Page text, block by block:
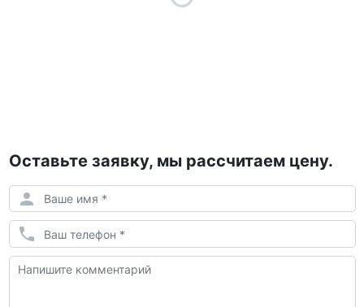
Оставьте заявку, мы рассчитаем цену.